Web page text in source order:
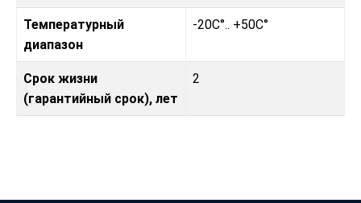
Температурный
диапазон
-20C°.. +50C°
Срок жизни
(гарантийный срок), лет
2